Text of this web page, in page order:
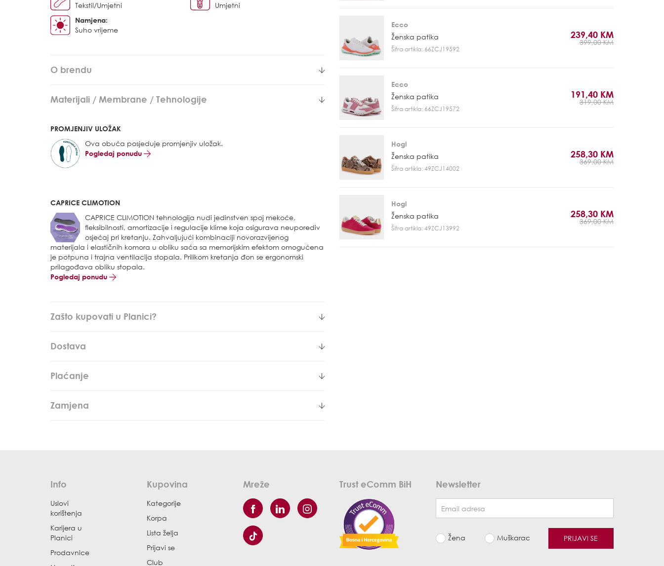
Tekstil/Umjetni
Umjetni
Namjena:
Suho vrijeme
O brendu
Materijali / Membrane / Tehnologije
PROMJENJIV ULOŽAK
Ova obuća posjeduje promjenjiv uložak.
Pogledaj ponudu
CAPRICE CLIMOTION
CAPRICE CLIMOTION tehnologija nudi jedinstven spoj mekoće,
fleksibilnosti, amortizacije i regulacije klime koja osigurava neuporediv
osjećaj pri kretanju. Zahvaljujući kombinaciji novorazvijenog
materijala i elastičnih komora u obliku saća sa memorijskim efektom omogućena
je potpuna i trajna ventilacija stopala. Prilikom kretanja đon se ergonomski
prilagođava obliku stopala.
Pogledaj ponudu
Zašto kupovati u Planici?
Dostava
Plaćanje
Zamjena
Ecco
Ženska patika
Šifra artikla: 66ZCJ19592
239,40 KM
399,00 KM
Ecco
Ženska patika
Šifra artikla: 66ZCJ19572
191,40 KM
319,00 KM
Hogl
Ženska patika
Šifra artikla: 49ZCJ14002
258,30 KM
369,00 KM
Hogl
Ženska patika
Šifra artikla: 49ZCJ13992
258,30 KM
369,00 KM
Info
Uslovi
korištenja
Karijera u
Planici
Prodavnice
Kupovina
Kategorije
Korpa
Lista želja
Prijavi se
Club
Mreže Trust eComm BiH Newsletter
Žena Muškarac PRIJAVI SE